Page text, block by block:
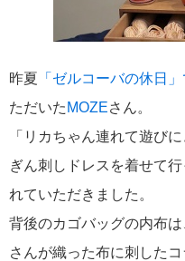
昨夏 「ゼルコーバの休日
ただいた MOZEさん。
「リカちゃん連れて遊び
ぎん刺しドレスを着せて
れていただきました。
背後のカゴバッグの内布
さんが織った布に刺したコ